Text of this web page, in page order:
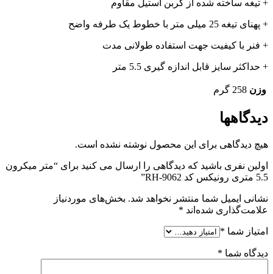
+ تیغه ساخته شده از کربن استیل مقاوم
+ پهنای تیغه 25 میلی متر با خطوط یک طرفه واضح
+ فنر با کیفیت جهت استفاده طولانی مدت
+ حداکثر سایز قابل اندازه گیری 5.5 متر
وزن 258 گرم
دیدگاهها
هیچ دیدگاهی برای این محصول نوشته نشده است.
اولین نفری باشید که دیدگاهی را ارسال می کنید برای “متر میکرون
5.5 متری رونیکس کد RH-9062”
نشانی ایمیل شما منتشر نخواهد شد. بخش‌های موردنیاز
علامت‌گذاری شده‌اند *
امتیاز شما *
دیدگاه شما *